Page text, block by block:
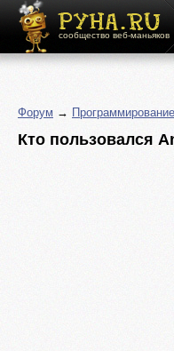
сообщество веб-маньяков
Форум → Программирование
Кто пользовался